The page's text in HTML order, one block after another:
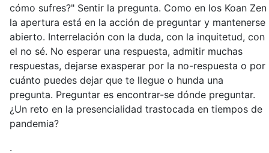
cómo sufres?" Sentir la pregunta. Como en los Koan Zen
la apertura está en la acción de preguntar y mantenerse
abierto. Interrelación con la duda, con la inquitetud, con
el no sé. No esperar una respuesta, admitir muchas
respuestas, dejarse exasperar por la no-respuesta o por
cuánto puedes dejar que te llegue o hunda una
pregunta. Preguntar es encontrar-se dónde preguntar.
¿Un reto en la presencialidad trastocada en tiempos de
pandemia?
.